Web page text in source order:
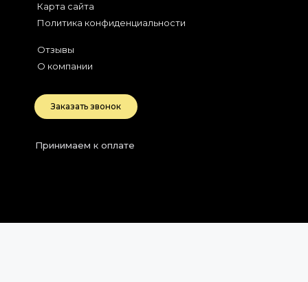
Карта сайта
Политика конфиденциальности
Отзывы
О компании
Заказать звонок
Принимаем к оплате